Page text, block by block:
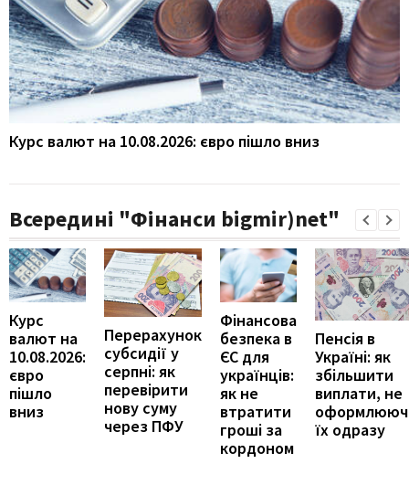
Курс валют на 10.08.2026: євро пішло вниз
Всередині "Фінанси bigmir)net"
Курс
валют на
10.08.2026:
євро
пішло
вниз
Перерахунок
субсидії у
серпні: як
перевірити
нову суму
через ПФУ
Фінансова
безпека в
ЄС для
українців:
як не
втратити
гроші за
кордоном
Пенсія в
Україні: як
збільшити
виплати, не
їх одразу